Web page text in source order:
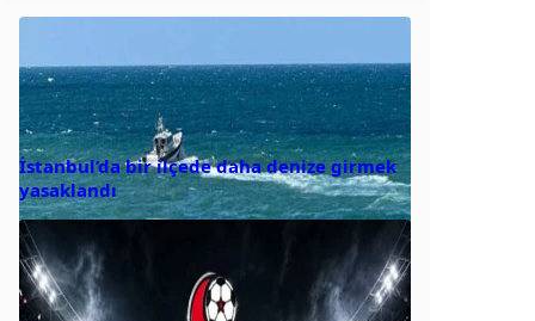
İstanbul’da bir ilçede daha denize girmek
yasaklandı